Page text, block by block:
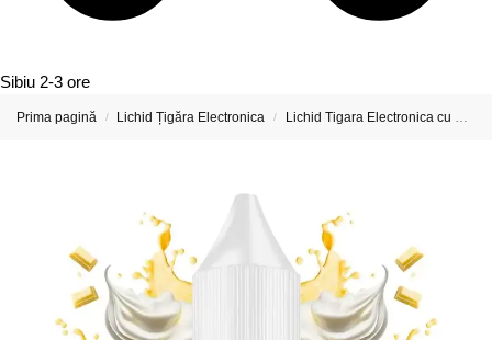
Sibiu 2-3 ore
Prima pagină / Lichid Țigăra Electronica / Lichid Tigara Electronica cu Nicotina